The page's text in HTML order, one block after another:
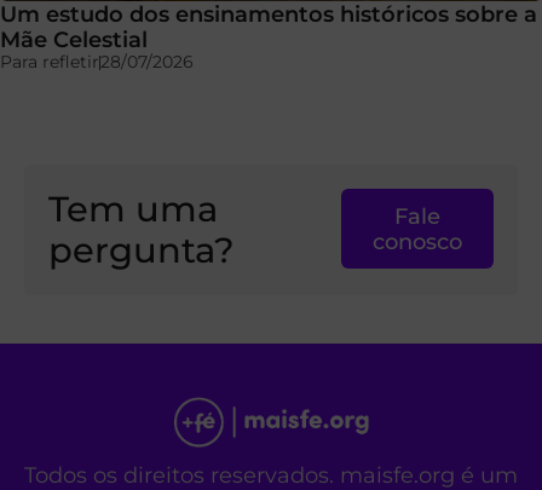
Um estudo dos ensinamentos históricos sobre a
Mãe Celestial
Para refletir28/07/2026
Tem uma
pergunta?
Fale
conosco
Todos os direitos reservados. maisfe.org é um